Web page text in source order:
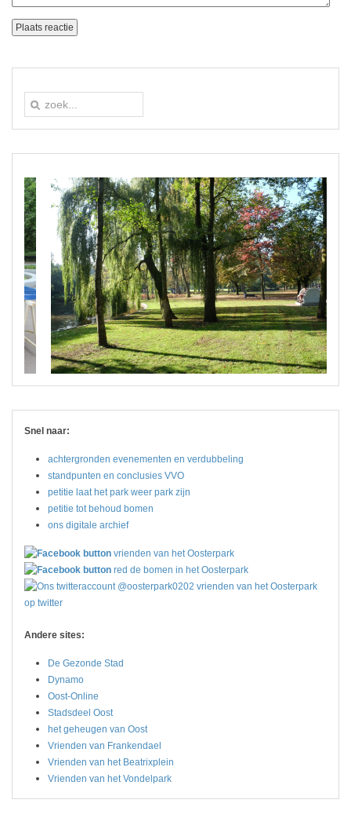
Snel naar:
achtergronden evenementen en verdubbeling
standpunten en conclusies VVO
petitie laat het park weer park zijn
petitie tot behoud bomen
ons digitale archief
vrienden van het Oosterpark
red de bomen in het Oosterpark
vrienden van het Oosterpark
op twitter
Andere sites:
De Gezonde Stad
Dynamo
Oost-Online
Stadsdeel Oost
het geheugen van Oost
Vrienden van Frankendael
Vrienden van het Beatrixplein
Vrienden van het Vondelpark